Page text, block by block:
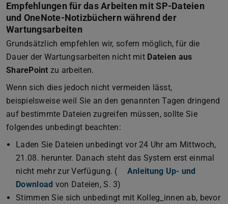
Empfehlungen für das Arbeiten mit SP-Dateien
und OneNote-Notizbüchern während der
Wartungsarbeiten
Grundsätzlich empfehlen wir, sofern möglich, für die
Dauer der Wartungsarbeiten nicht mit Dateien aus
SharePoint zu arbeiten.
Wenn sich dies jedoch nicht vermeiden lässt,
beispielsweise weil Sie an den genannten Tagen dringend
auf bestimmte Dateien zugreifen müssen, sollte Sie
folgendes unbedingt beachten:
Laden Sie Dateien unbedingt vor 24 Uhr am Mittwoch,
21.08. herunter. Danach steht das System erst einmal
nicht mehr zur Verfügung. (
Anleitung Up- und
Download (PDF-Datei)
(wird in neuem Tab geöffnet)
von Dateien, S. 3)
Stimmen Sie sich unbedingt mit Kolleg_innen ab, bevor